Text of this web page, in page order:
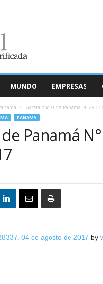
MUNDO EMPRESAS
Gaceta oficial de Panamá N°
PANAMA
Panamá
04 de agosto de 2017 by